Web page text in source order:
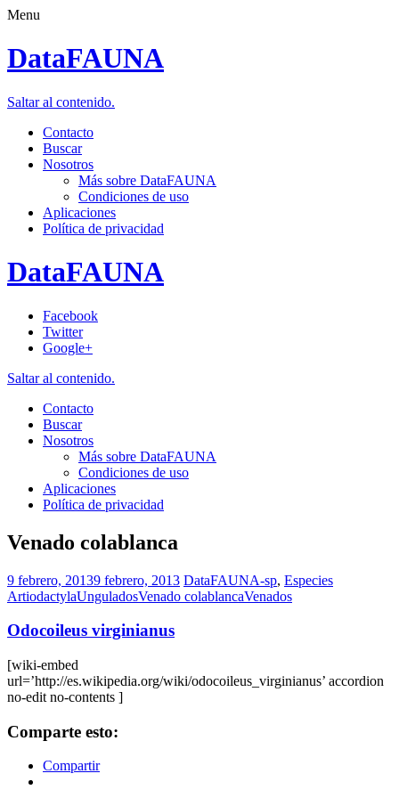
Menu
DataFAUNA
Saltar al contenido.
Contacto
Buscar
Nosotros
Más sobre DataFAUNA
Condiciones de uso
Aplicaciones
Política de privacidad
DataFAUNA
Facebook
Twitter
Google+
Saltar al contenido.
Contacto
Buscar
Nosotros
Más sobre DataFAUNA
Condiciones de uso
Aplicaciones
Política de privacidad
Venado colablanca
9 febrero, 20139 febrero, 2013 DataFAUNA-sp, Especies
ArtiodactylaUnguladosVenado colablancaVenados
Odocoileus virginianus
[wiki-embed
url=’http://es.wikipedia.org/wiki/odocoileus_virginianus’ accordion
no-edit no-contents ]
Comparte esto:
Compartir